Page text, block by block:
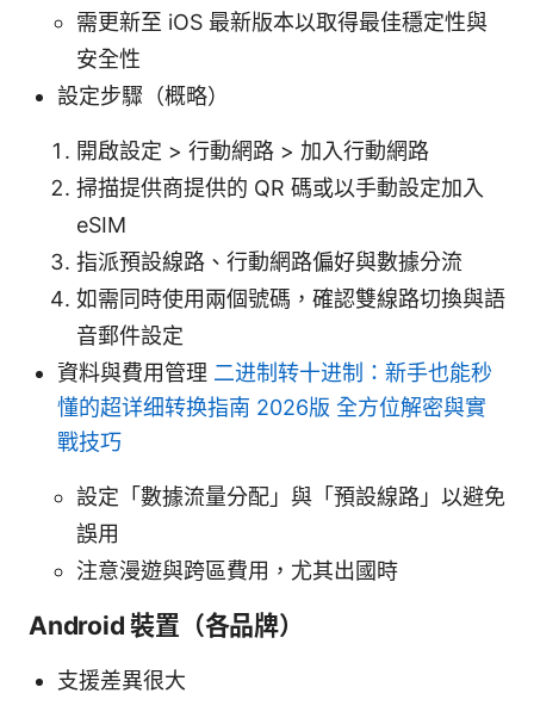
需更新至 iOS 最新版本以取得最佳穩定性與
安全性
設定步驟（概略）
開啟設定 > 行動網路 > 加入行動網路
掃描提供商提供的 QR 碼或以手動設定加入
eSIM
指派預設線路、行動網路偏好與數據分流
如需同時使用兩個號碼，確認雙線路切換與語
音郵件設定
資料與費用管理 二进制转十进制：新手也能秒
懂的超详细转换指南 2026版 全方位解密與實
戰技巧
設定「數據流量分配」與「預設線路」以避免
誤用
注意漫遊與跨區費用，尤其出國時
Android 裝置（各品牌）
支援差異很大